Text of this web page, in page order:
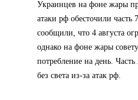
Украинцев на фоне жары
атаки рф обесточили
сообщили, что 4 августа
однако на фоне жары
потребление на день. Часть
без света из-за атак рф.